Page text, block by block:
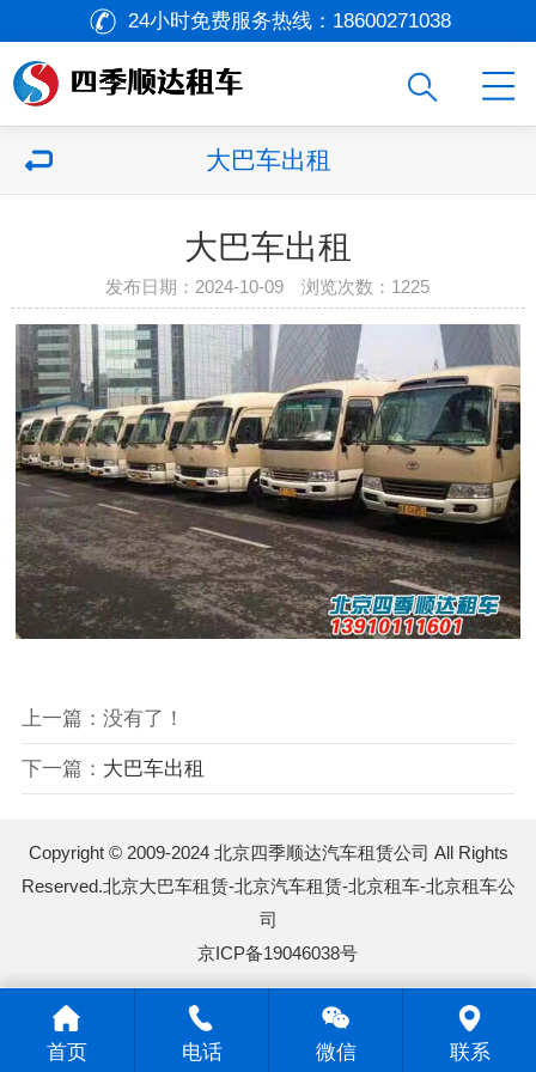
24小时免费服务热线： 18600271038
大巴车出租
大巴车出租
发布日期：2024-10-09 浏览次数： 1225
上一篇：没有了！
下一篇： 大巴车出租
Copyright © 2009-2024 北京四季顺达汽车租赁公司 All Rights
Reserved.北京大巴车租赁-北京汽车租赁-北京租车-北京租车公
司
京ICP备19046038号
首页 电话 微信 联系